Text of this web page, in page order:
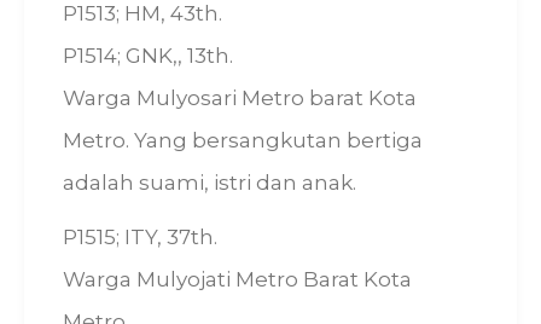
P1513; HM, 43th.
P1514; GNK,, 13th.
Warga Mulyosari Metro barat Kota
Metro. Yang bersangkutan bertiga
adalah suami, istri dan anak.
P1515; ITY, 37th.
Warga Mulyojati Metro Barat Kota